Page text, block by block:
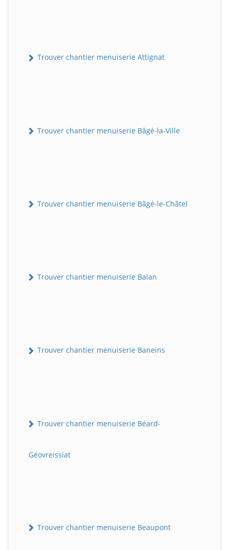
Trouver chantier menuiserie Attignat
Trouver chantier menuiserie Bâgé-la-Ville
Trouver chantier menuiserie Bâgé-le-Châtel
Trouver chantier menuiserie Balan
Trouver chantier menuiserie Baneins
Trouver chantier menuiserie Béard-
Géovreissiat
Trouver chantier menuiserie Beaupont